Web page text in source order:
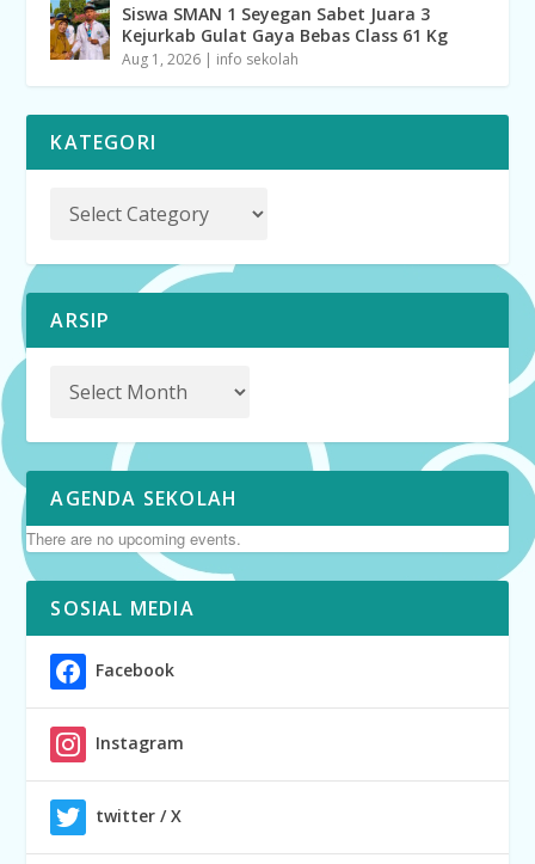
Siswa SMAN 1 Seyegan Sabet Juara 3
Kejurkab Gulat Gaya Bebas Class 61 Kg
Aug 1, 2026 | info sekolah
KATEGORI
ARSIP
AGENDA SEKOLAH
There are no upcoming events.
SOSIAL MEDIA
Facebook
Instagram
twitter / X